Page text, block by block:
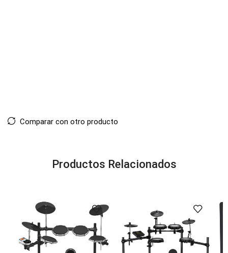
Comparar con otro producto
Productos Relacionados